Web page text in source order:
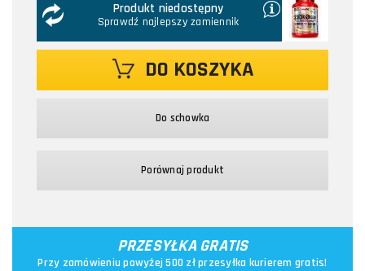
Produkt niedostępny
Sprawdź najlepszy zamiennik
DO KOSZYKA
Do schowka
Porównaj produkt
PRZESYŁKA GRATIS
Przy zamówieniu powyżej 500 zł przesyłka kurierem gratis!